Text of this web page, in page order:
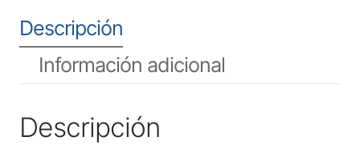
Descripción
Información adicional
Descripción